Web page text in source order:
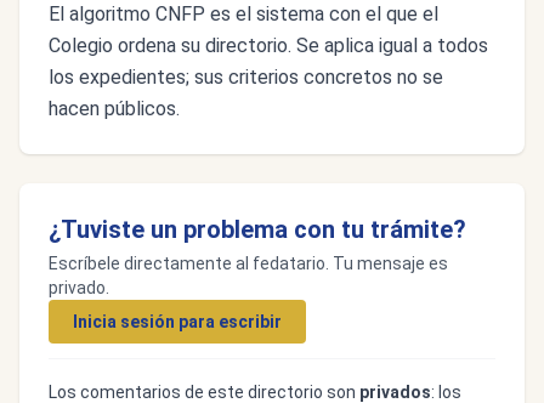
El algoritmo CNFP es el sistema con el que el
Colegio ordena su directorio. Se aplica igual a todos
los expedientes; sus criterios concretos no se
hacen públicos.
¿Tuviste un problema con tu trámite?
Escríbele directamente al fedatario. Tu mensaje es
privado.
Inicia sesión para escribir
Los comentarios de este directorio son privados: los